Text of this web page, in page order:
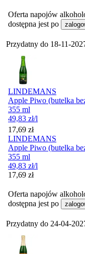
Oferta napojów
dostępna jest po
Przydatny do 18-11-
LINDEMANS
Apple Piwo (butelka
355 ml
49,83 zł/l
Cena
17,69 zł
LINDEMANS
Apple Piwo (butelka
355 ml
49,83 zł/l
Cena
17,69 zł
Oferta napojów
dostępna jest po
Przydatny do 24-04-